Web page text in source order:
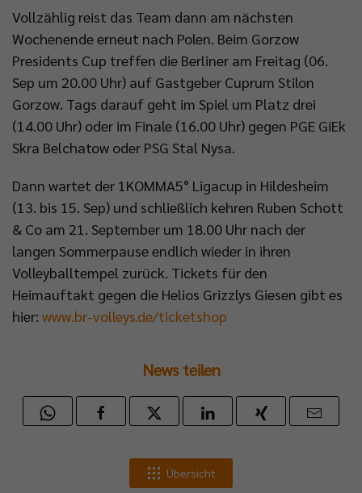
Vollzählig reist das Team dann am nächsten
Wochenende erneut nach Polen. Beim Gorzow
Presidents Cup treffen die Berliner am Freitag (06.
Sep um 20.00 Uhr) auf Gastgeber Cuprum Stilon
Gorzow. Tags darauf geht im Spiel um Platz drei
(14.00 Uhr) oder im Finale (16.00 Uhr) gegen PGE GiEk
Skra Belchatow oder PSG Stal Nysa.
Dann wartet der 1KOMMA5° Ligacup in Hildesheim
(13. bis 15. Sep) und schließlich kehren Ruben Schott
& Co am 21. September um 18.00 Uhr nach der
langen Sommerpause endlich wieder in ihren
Volleyballtempel zurück. Tickets für den
Heimauftakt gegen die Helios Grizzlys Giesen gibt es
hier: www.br-volleys.de/ticketshop
News teilen
Übersicht